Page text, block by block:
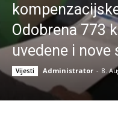
Odobrena 773
uvedene i
Vijesti Administrator - 8.